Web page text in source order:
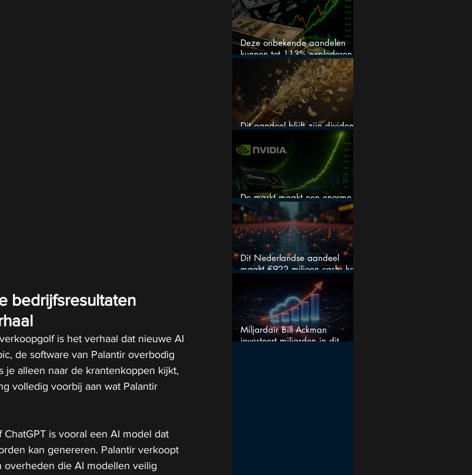
bedrijfsresultaten
is het verhaal dat nieuwe AI
de software van Palantir overbodig
je alleen naar de krantenkoppen kijkt,
volledig voorbij aan wat Palantir
is vooral een AI model dat
kan genereren. Palantir verkoopt
overheden die AI modellen veilig
Deze onbekende aandelen
kunnen tot 113% exploderen
(één springt eruit)
Dit aandeel blijft zijn dividend
verhogen, wat er ook gebeurt
De markt maakt een enorme
fout bij Nvidia
Dit Nederlandse aandeel
maakt €922 miljoen cash: kan
dit dividendaandeel blijven
Miljardair Bill Ackman
investeert miljarden in dit